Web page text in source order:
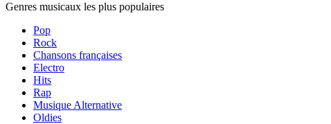
Genres musicaux les plus populaires
Pop
Rock
Chansons françaises
Electro
Hits
Rap
Musique Alternative
Oldies